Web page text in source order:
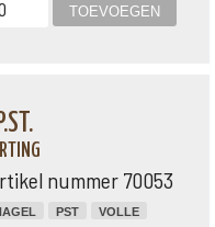
nummer 70053
PST
VOLLE